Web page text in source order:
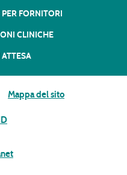
FORNITORI
CLINICHE
Mappa del sito